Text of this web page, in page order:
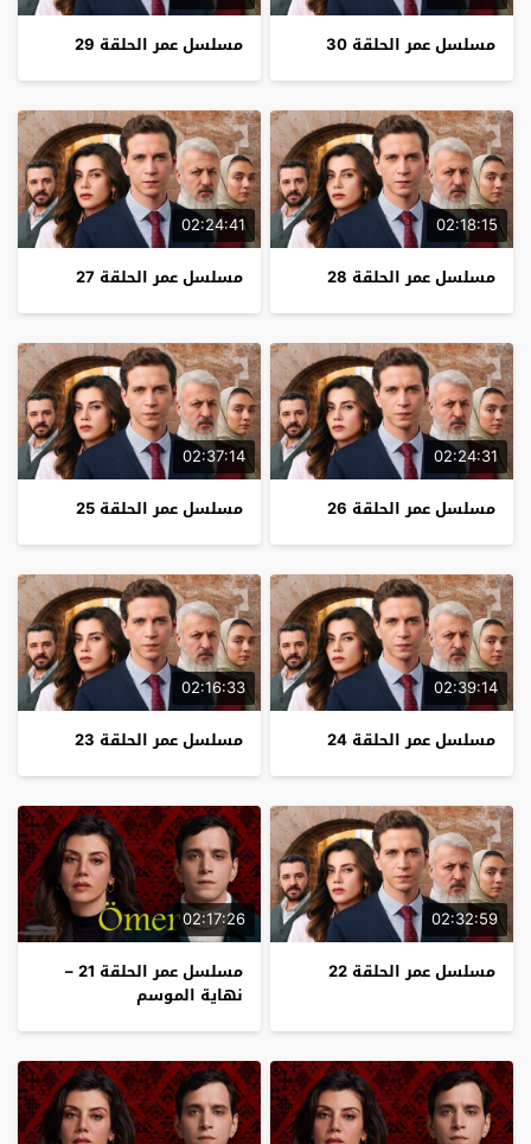
مسلسل عمر الحلقة 30
مسلسل عمر الحلقة 29
02:18:15
مسلسل عمر الحلقة 28
02:24:41
مسلسل عمر الحلقة 27
02:24:31
مسلسل عمر الحلقة 26
02:37:14
مسلسل عمر الحلقة 25
02:39:14
مسلسل عمر الحلقة 24
02:16:33
مسلسل عمر الحلقة 23
02:32:59
مسلسل عمر الحلقة 22
02:17:26
مسلسل عمر الحلقة 21 –
نهاية الموسم